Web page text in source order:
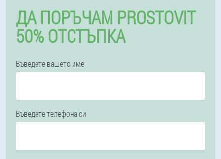
ДА ПОРЪЧАМ PROSTOVIT
50% ОТСТЪПКА
Въведете вашето име
Въведете телефона си